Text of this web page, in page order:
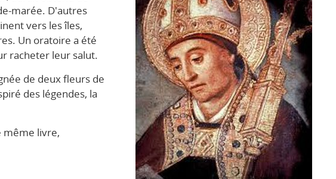
marée. D'autres
vers les îles,
Un oratoire a été
racheter leur salut.
de deux fleurs de
des légendes, la
même livre,